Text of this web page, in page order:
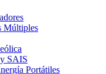
Múltiples
SAIS
Portátiles